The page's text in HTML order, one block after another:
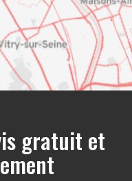
OpenStreetMap
gratuit et